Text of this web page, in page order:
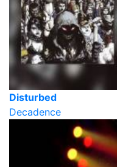
Disturbed
Decadence